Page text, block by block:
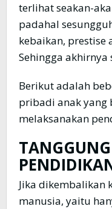
terlihat seakan-
padahal
kebaikan,
Sehingga akhirnya
Berikut adalah
pribadi anak yang
melaksanakan
Jika dikembalikan
manusia, yaitu